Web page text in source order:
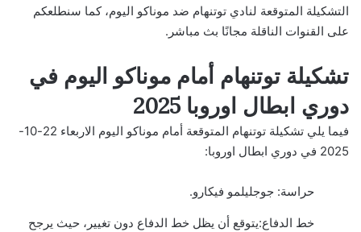
التشكيلة المتوقعة لنادي توتنهام ضد موناكو اليوم، كما سنطلعكم
على القنوات الناقلة مجانًا بث مباشر.
تشكيلة توتنهام أمام موناكو اليوم في
دوري ابطال اوروبا 2025
فيما يلي تشكيلة توتنهام المتوقعة أمام موناكو اليوم الاربعاء 22-10-
2025 في دوري ابطال اوروبا:
حراسة: جوجليلمو فيكارو.
خط الدفاع:يتوقع أن يظل خط الدفاع دون تغيير، حيث يرجح